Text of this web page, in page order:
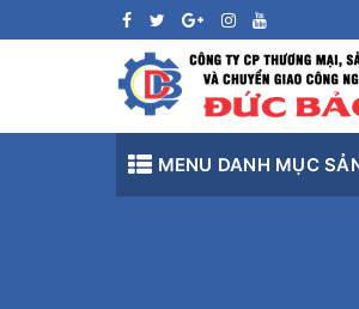
MENU DANH MỤC